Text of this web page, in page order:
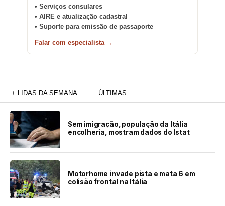
• Serviços consulares
• AIRE e atualização cadastral
• Suporte para emissão de passaporte
Falar com especialista →
+ LIDAS DA SEMANA ÚLTIMAS
Sem imigração, população da Itália
encolheria, mostram dados do Istat
Motorhome invade pista e mata 6 em
colisão frontal na Itália